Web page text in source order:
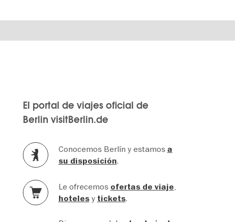
El portal de viajes oficial de
Berlin visitBerlin.de
Conocemos Berlín y estamos a
su disposición.
Le ofrecemos ofertas de viaje
hotelesy tickets.